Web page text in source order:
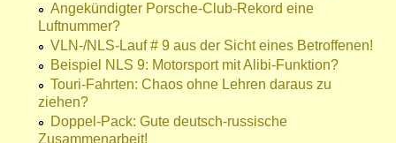
Angekündigter Porsche-Club-Rekord eine
Luftnummer?
VLN-/NLS-Lauf # 9 aus der Sicht eines Betroffenen!
Beispiel NLS 9: Motorsport mit Alibi-Funktion?
Touri-Fahrten: Chaos ohne Lehren daraus zu
ziehen?
Doppel-Pack: Gute deutsch-russische
Zusammenarbeit!